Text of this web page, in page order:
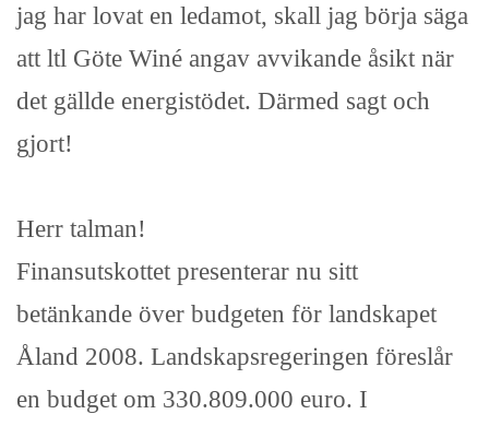
jag har lovat en ledamot, skall jag börja säga
att ltl Göte Winé angav avvikande åsikt när
det gällde energistödet. Därmed sagt och
gjort!
Herr talman!
Finansutskottet presenterar nu sitt
betänkande över budgeten för landskapet
Åland 2008. Landskapsregeringen föreslår
en budget om 330.809.000 euro. I